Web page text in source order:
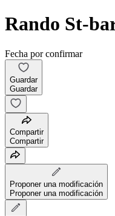
Rando St-
Fecha por confirmar
Guardar
Guardar
Compartir
Compartir
Proponer una modificación
Proponer una modificación